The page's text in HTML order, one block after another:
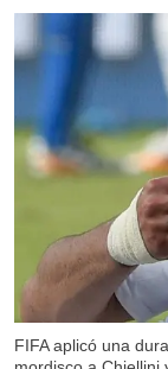
FIFA aplicó una